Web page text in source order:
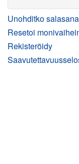
Unohditko
Resetoi
Rekisteröidy